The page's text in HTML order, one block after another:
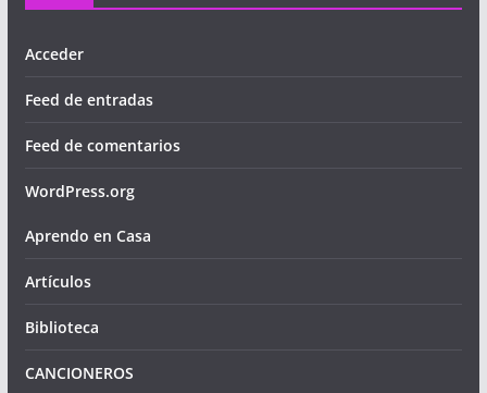
Acceder
Feed de entradas
Feed de comentarios
WordPress.org
Aprendo en Casa
Artículos
Biblioteca
CANCIONEROS